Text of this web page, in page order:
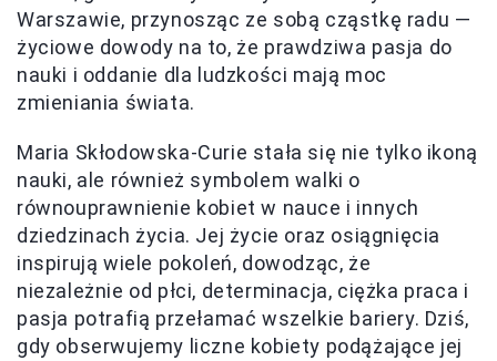
Warszawie, przynosząc ze sobą cząstkę radu —
życiowe dowody na to, że prawdziwa pasja do
nauki i oddanie dla ludzkości mają moc
zmieniania świata.
Maria Skłodowska-Curie stała się nie tylko ikoną
nauki, ale również symbolem walki o
równouprawnienie kobiet w nauce i innych
dziedzinach życia. Jej życie oraz osiągnięcia
inspirują wiele pokoleń, dowodząc, że
niezależnie od płci, determinacja, ciężka praca i
pasja potrafią przełamać wszelkie bariery. Dziś,
gdy obserwujemy liczne kobiety podążające jej